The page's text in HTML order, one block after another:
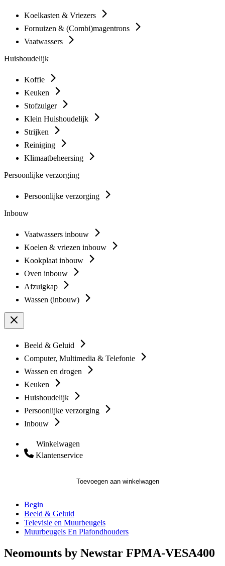
Koelkasten & Vriezers
Fornuizen & (Combi)magentrons
Vaatwassers
Huishoudelijk
Koffie
Keuken
Stofzuiger
Klein Huishoudelijk
Strijken
Reiniging
Klimaatbeheersing
Persoonlijke verzorging
Persoonlijke verzorging
Inbouw
Vaatwassers inbouw
Koelen & vriezen inbouw
Kookplaat inbouw
Oven inbouw
Afzuigkap
Wassen (inbouw)
Beeld & Geluid
Computer, Multimedia & Telefonie
Wassen en drogen
Keuken
Huishoudelijk
Persoonlijke verzorging
Inbouw
Winkelwagen
Klantenservice
Toevoegen aan winkelwagen
Begin
Beeld & Geluid
Televisie en Muurbeugels
Muurbeugels En Plafondhouders
Neomounts by Newstar FPMA-VESA400